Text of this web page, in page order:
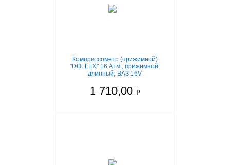
Компрессометр (прижимной)
"DOLLEX" 16 Атм., прижимной,
длинный, ВАЗ 16V
1 710,00 q